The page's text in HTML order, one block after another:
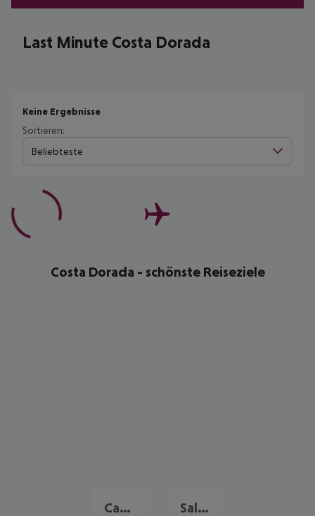
Last Minute Costa Dorada
Keine Ergebnisse
Sortieren:
Beliebteste
Costa Dorada - schönste Reiseziele
Cambrils Salou